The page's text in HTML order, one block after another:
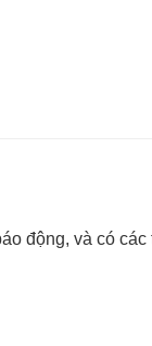
động, và có